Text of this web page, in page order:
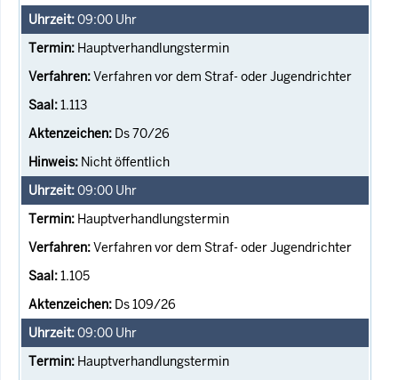
09:00 Uhr
Hauptverhandlungstermin
Verfahren vor dem Straf- oder Jugendrichter
1.113
Ds 70/26
Nicht öffentlich
09:00 Uhr
Hauptverhandlungstermin
Verfahren vor dem Straf- oder Jugendrichter
1.105
Ds 109/26
09:00 Uhr
Hauptverhandlungstermin